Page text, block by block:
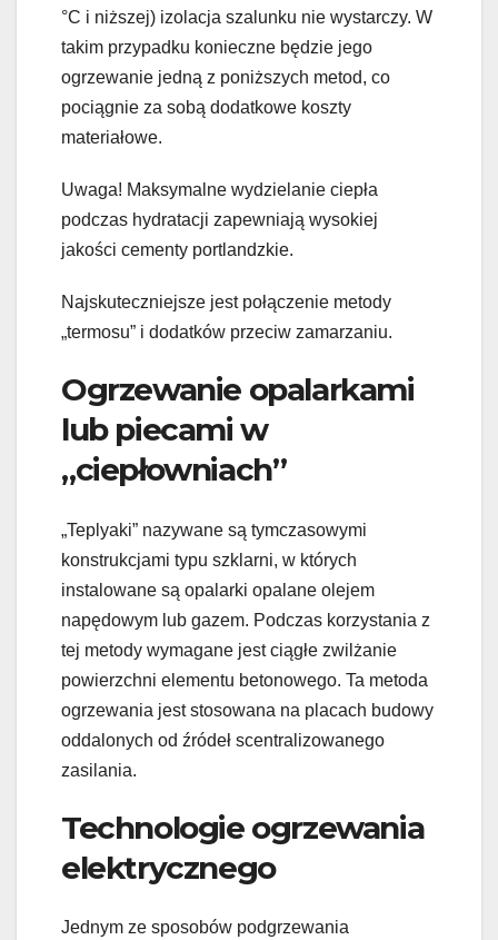
°C i niższej) izolacja szalunku nie wystarczy. W
takim przypadku konieczne będzie jego
ogrzewanie jedną z poniższych metod, co
pociągnie za sobą dodatkowe koszty
materiałowe.
Uwaga! Maksymalne wydzielanie ciepła
podczas hydratacji zapewniają wysokiej
jakości cementy portlandzkie.
Najskuteczniejsze jest połączenie metody
„termosu” i dodatków przeciw zamarzaniu.
Ogrzewanie opalarkami
lub piecami w
„ciepłowniach”
„Teplyaki” nazywane są tymczasowymi
konstrukcjami typu szklarni, w których
instalowane są opalarki opalane olejem
napędowym lub gazem. Podczas korzystania z
tej metody wymagane jest ciągłe zwilżanie
powierzchni elementu betonowego. Ta metoda
ogrzewania jest stosowana na placach budowy
oddalonych od źródeł scentralizowanego
zasilania.
Technologie ogrzewania
elektrycznego
Jednym ze sposobów podgrzewania